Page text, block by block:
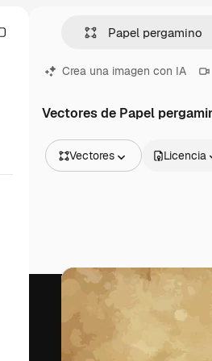
Crea una imagen con IA
Vectores de Papel
Vectores
Vídeos
Clips de vídeo
Motion graphics
Plantillas de vídeos
Modelos 3D
Licencia